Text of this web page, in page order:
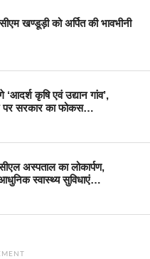
खण्डूड़ी को अर्पित की भावभीनी
कृषि एवं उद्यान गांव’,
पर सरकार का फोकस…
अस्पताल का लोकार्पण,
स्वास्थ्य सुविधाएं…